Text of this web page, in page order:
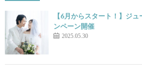
【6月からスタート！】ジ
ンペーン開催
2025.05.30